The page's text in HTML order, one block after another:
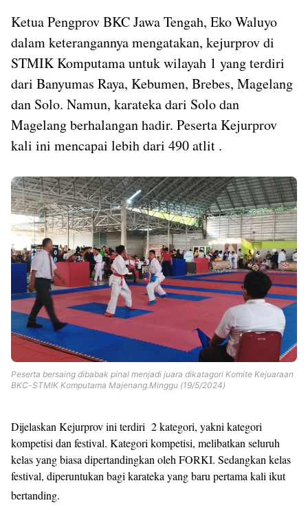
Ketua Pengprov BKC Jawa Tengah, Eko Waluyo
dalam keterangannya mengatakan, kejurprov di
STMIK Komputama untuk wilayah 1 yang terdiri
dari Banyumas Raya, Kebumen, Brebes, Magelang
dan Solo. Namun, karateka dari Solo dan
Magelang berhalangan hadir. Peserta Kejurprov
kali ini mencapai lebih dari 490 atlit .
Peserta bersaing dibabak pinal menjadi juara dikatagori Komite Kejuaraan
BKC-STMIK Komputama Majenang.Minggu (19/5/2024)
Dijelaskan Kejurprov ini terdiri 2 kategori, yakni kategori
kompetisi dan festival. Kategori kompetisi, melibatkan seluruh
kelas yang biasa dipertandingkan oleh FORKI. Sedangkan kelas
festival, diperuntukan bagi karateka yang baru pertama kali ikut
bertanding.